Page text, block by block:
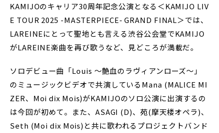
KAMIJOのキャリア30周年記念公演となる＜KAMIJO LIV
E TOUR 2025 -MASTERPIECE- GRAND FINAL＞では、
LAREINEにとって聖地とも言える渋谷公会堂でKAMIJO
がLAREINE楽曲を再び歌うなど、見どころが満載だ。
ソロデビュー曲「Louis ～艶血のラヴィアンローズ～」
のミュージックビデオで共演しているMana (MALICE MI
ZER、Moi dix Mois)がKAMIJOのソロ公演に出演するの
は今回が初めて。また、ASAGI (D)、苑(摩天楼オペラ)、
Seth (Moi dix Mois)と共に歌われるプロジェクトバンド